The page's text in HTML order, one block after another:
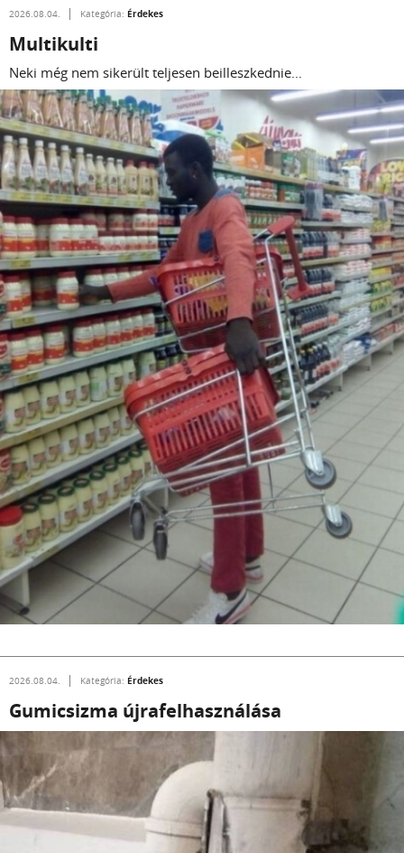
2026.08.04. Kategória: Érdekes
Multikulti
Neki még nem sikerült teljesen beilleszkednie...
2026.08.04. Kategória: Érdekes
Gumicsizma újrafelhasználása